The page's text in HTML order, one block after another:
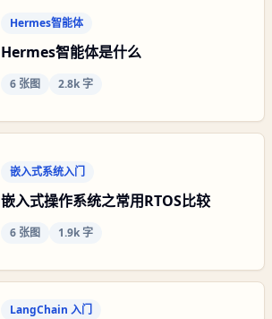
Hermes智能体
Hermes智能体是什么
6 张图 2.8k 字
嵌入式系统入门
嵌入式操作系统之常用RTOS比较
6 张图 1.9k 字
LangChain 入门